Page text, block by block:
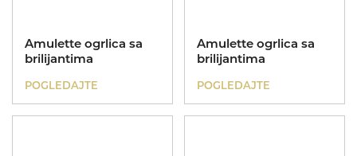
Amulette ogrlica sa
brilijantima
POGLEDAJTE
Amulette ogrlica sa
brilijantima
POGLEDAJTE